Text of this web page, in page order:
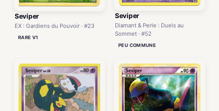
Seviper
EX : Gardiens du Pouvoir · #23
RARE V1
Seviper
Diamant & Perle : Duels au
Sommet · #52
PEU COMMUNE